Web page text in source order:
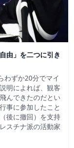
由」を二つに引き
わずか20分でマイ
明によれば、観客
んできたのだとい
事に参加したこと
後に撤回）を支持
スチナ派の活動家